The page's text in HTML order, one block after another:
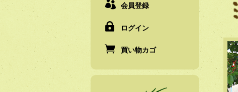
会員登録
ログイン
買い物カゴ